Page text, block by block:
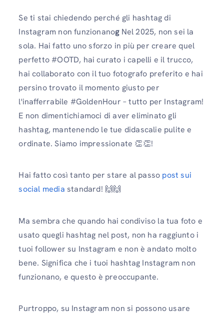
Se ti stai chiedendo perché gli hashtag di
Instagram non funzionanogNel 2025, non sei la
sola. Hai fatto uno sforzo in più per creare quel
perfetto #OOTD, hai curato i capelli e il trucco,
hai collaborato con il tuo fotografo preferito e hai
persino trovato il momento giusto per
l'inafferrabile #GoldenHour – tutto per Instagram!
E non dimentichiamoci di aver eliminato gli
hashtag, mantenendo le tue didascalie pulite e
ordinate. Siamo impressionate 👏👏!
Hai fatto così tanto per stare al passo post sui
social media standard! 🙌🙌
Ma sembra che quando hai condiviso la tua foto e
usato quegli hashtag nel post, non ha raggiunto i
tuoi follower su Instagram e non è andato molto
bene. Significa che i tuoi hashtag Instagram non
funzionano, e questo è preoccupante.
Purtroppo, su Instagram non si possono usare